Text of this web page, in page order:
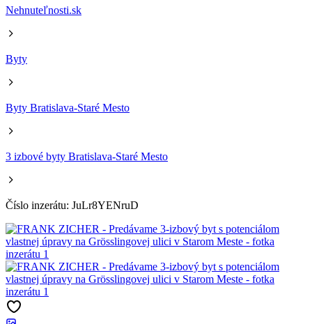
Nehnuteľnosti.sk
Byty
Byty Bratislava-Staré Mesto
3 izbové byty Bratislava-Staré Mesto
Číslo inzerátu: JuLr8YENruD